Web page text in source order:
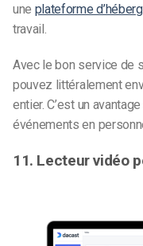
une plateforme
travail.
Avec le bon service de
pouvez littéralement
entier. C’est un
événements en
11. Lecteur vidéo